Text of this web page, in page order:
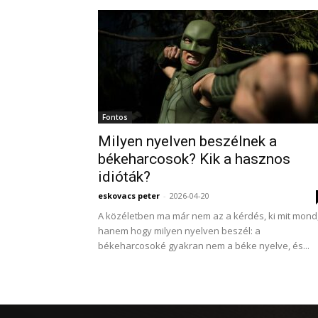
Fontos
Milyen nyelven beszélnek a
békeharcosok? Kik a hasznos
idióták?
eskovacs peter - 2026-04-20
A közéletben ma már nem az a kérdés, ki mit
hanem hogy milyen nyelven beszél: a
békeharcosoké gyakran nem a béke nyelve, és...